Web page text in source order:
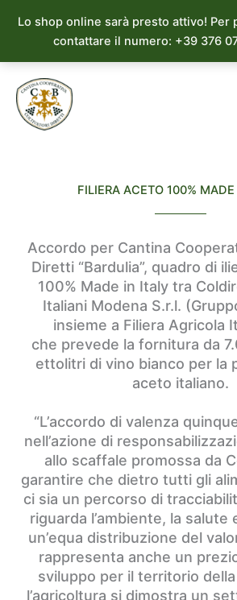
Lo shop online sarà presto attivo! Per
contattare il numero: +39 376
contenuto
FILIERA ACETO 100%
Accordo per Cantina
Diretti “Bardulia”, quadro di
100% Made in Italy tra
Italiani Modena S.r.l.
insieme a Filiera Agricola
che prevede la fornitura da
ettolitri di vino bianco per la
aceto italiano.
“L’accordo di valenza
nell’azione di
allo scaffale promossa da
garantire che dietro tutti gli
ci sia un percorso di
riguarda l’ambiente, la salute
un’equa distribuzione del
rappresenta anche un
sviluppo per il territorio
l’agricoltura si dimostra un